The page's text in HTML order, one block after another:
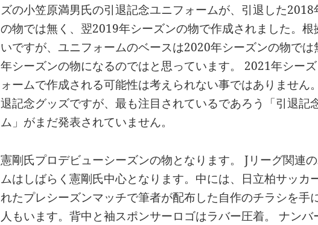
ズの小笠原満男氏の引退記念ユニフォームが、引退した2018
の物では無く、翌2019年シーズンの物で作成されました。根
いですが、ユニフォームのベースは2020年シーズンの物では
年シーズンの物になるのではと思っています。 2021年シー
ォームで作成される可能性は考えられない事ではありません
退記念グッズですが、最も注目されているであろう「引退記
ム」がまだ発表されていません。
憲剛氏プロデビューシーズンの物となります。 Jリーグ関連
ムはしばらく憲剛氏中心となります。中には、日立柏サッカ
れたプレシーズンマッチで筆者が配布した自作のチラシを手
人もいます。背中と袖スポンサーロゴはラバー圧着。 ナンバ